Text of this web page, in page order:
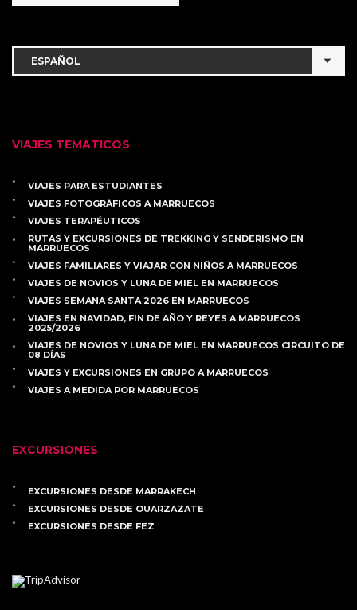
VIAJES TEMATICOS
VIAJES PARA ESTUDIANTES
VIAJES FOTOGRÁFICOS A MARRUECOS
VIAJES TERAPÉUTICOS
RUTAS Y EXCURSIONES DE TREKKING Y SENDERISMO EN
MARRUECOS
VIAJES FAMILIARES Y VIAJAR CON NIÑOS A MARRUECOS
VIAJES DE NOVIOS Y LUNA DE MIEL EN MARRUECOS
VIAJES SEMANA SANTA 2026 EN MARRUECOS
VIAJES EN NAVIDAD, FIN DE AÑO Y REYES A MARRUECOS
2025/2026
VIAJES DE NOVIOS Y LUNA DE MIEL EN MARRUECOS CIRCUITO DE
08 DÍAS
VIAJES Y EXCURSIONES EN GRUPO A MARRUECOS
VIAJES A MEDIDA POR MARRUECOS
EXCURSIONES
EXCURSIONES DESDE MARRAKECH
EXCURSIONES DESDE OUARZAZATE
EXCURSIONES DESDE FEZ